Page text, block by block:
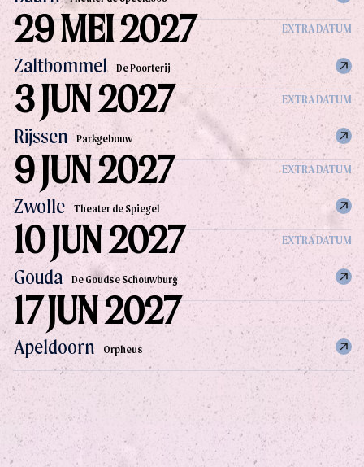
EXTRA DATUM
Zaltbommel De Poorterij
29 MEI 2027
EXTRA DATUM
Rijssen Parkgebouw
3 JUN 2027
EXTRA DATUM
Zwolle Theater de Spiegel
9 JUN 2027
EXTRA DATUM
Gouda De Goudse Schouwburg
10 JUN 2027
Apeldoorn Orpheus
17 JUN 2027